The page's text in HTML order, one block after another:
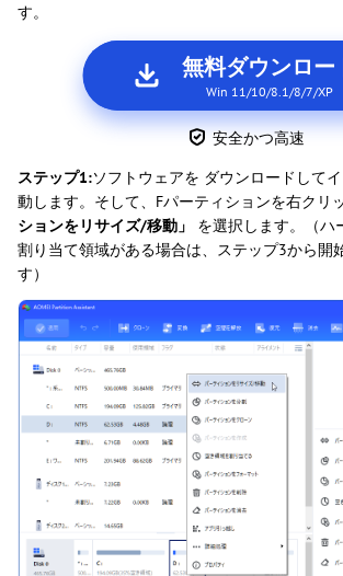
す。
無料ダウンロー
Win 11/10/8.1/8/7/XP
安全かつ高速
ステップ1:ソフトウェアを ダウンロードして
動します。そして、Fパーティションを右クリ
ションをリサイズ/移動」
を選択します。（ハ
割り当て領域がある場合は、ステップ3から開
す）